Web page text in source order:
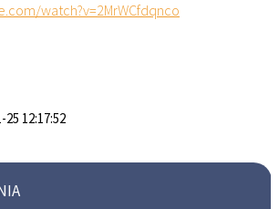
watch?v=2MrWCfdqnco
25 12:17:52